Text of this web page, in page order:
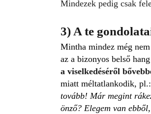
Mindezek pedig csak
3) A te
Mintha mindez még
az a bizonyos belső
a viselkedéséről
miatt méltatlankodik,
tovább! Már megint
önző? Elegem van